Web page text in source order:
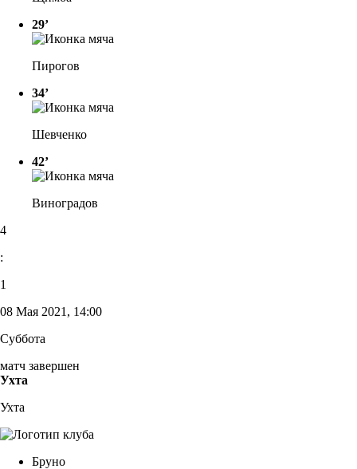
29’
Пирогов
34’
Шевченко
42’
Виноградов
4
:
1
08 Мая 2021, 14:00
Суббота
матч завершен
Ухта
Ухта
Бруно